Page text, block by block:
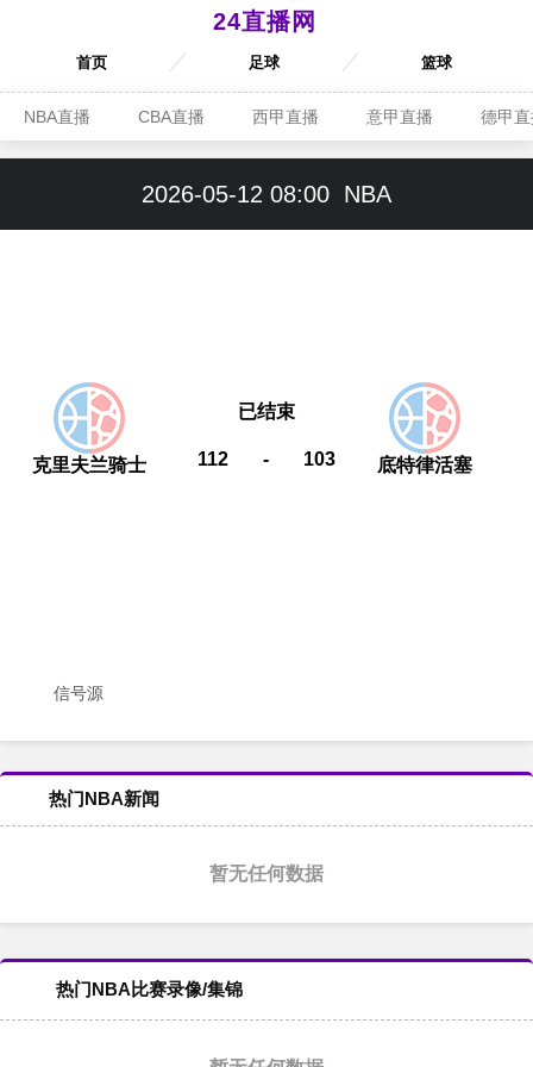
24直播网
首页 足球 篮球
NBA直播 CBA直播 西甲直播 意甲直播 德甲
2026-05-12 08:00 NBA
克里夫兰骑士 112 - 103
已结束
底特律活塞
信号源
热门NBA新闻
暂无任何数据
热门NBA比赛录像/集锦